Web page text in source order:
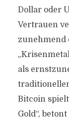
Dollar oder
Vertrauen
zunehmend
als
Bitcoin
Gold“,